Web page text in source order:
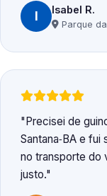
I Isabel R.
Parque
Precisei de
Santana‑BA e
no transporte do
justo.